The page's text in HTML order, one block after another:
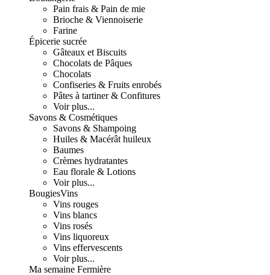
Pain frais & Pain de mie
Brioche & Viennoiserie
Farine
Épicerie sucrée
Gâteaux et Biscuits
Chocolats de Pâques
Chocolats
Confiseries & Fruits enrobés
Pâtes à tartiner & Confitures
Voir plus...
Savons & Cosmétiques
Savons & Shampoing
Huiles & Macérât huileux
Baumes
Crèmes hydratantes
Eau florale & Lotions
Voir plus...
BougiesVins
Vins rouges
Vins blancs
Vins rosés
Vins liquoreux
Vins effervescents
Voir plus...
Ma semaine Fermière